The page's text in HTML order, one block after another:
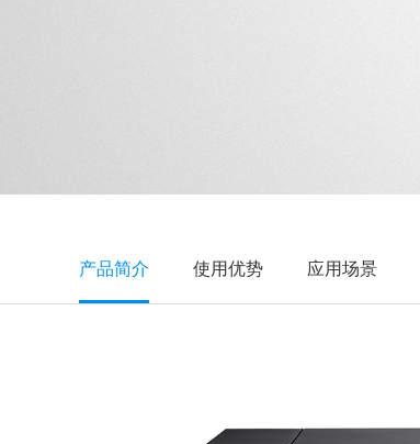
产品简介 使用优势 应用场景